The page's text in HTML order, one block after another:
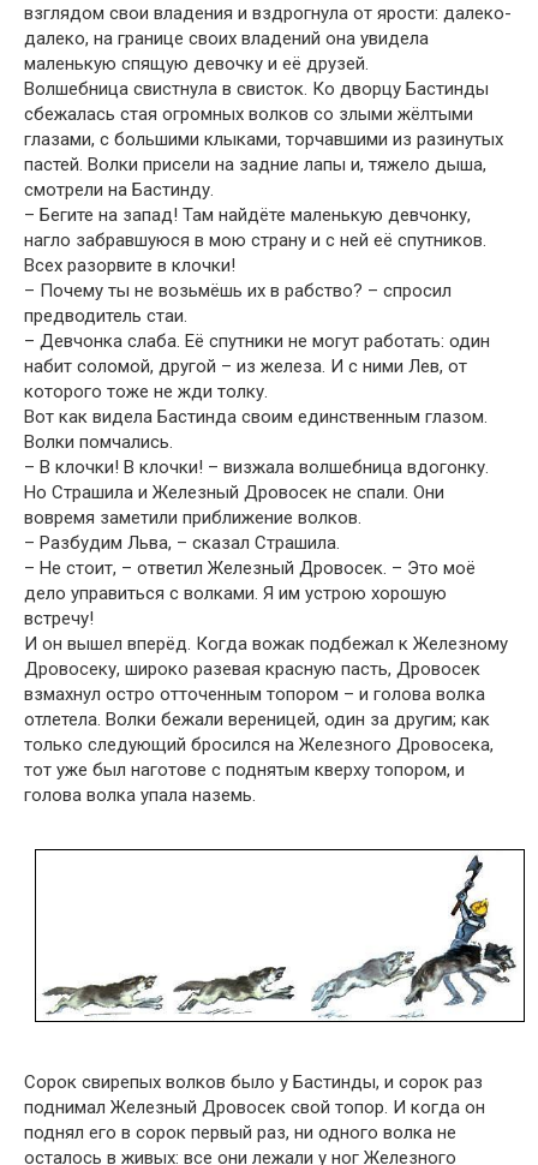
взглядом свои владения и вздрогнула от ярости: далеко-
далеко, на границе своих владений она увидела
маленькую спящую девочку и её друзей.
Волшебница свистнула в свисток. Ко дворцу Бастинды
сбежалась стая огромных волков со злыми жёлтыми
глазами, с большими клыками, торчавшими из разинутых
пастей. Волки присели на задние лапы и, тяжело дыша,
смотрели на Бастинду.
– Бегите на запад! Там найдёте маленькую девчонку,
нагло забравшуюся в мою страну и с ней её спутников.
Всех разорвите в клочки!
– Почему ты не возьмёшь их в рабство? – спросил
предводитель стаи.
– Девчонка слаба. Её спутники не могут работать: один
набит соломой, другой – из железа. И с ними Лев, от
которого тоже не жди толку.
Вот как видела Бастинда своим единственным глазом.
Волки помчались.
– В клочки! В клочки! – визжала волшебница вдогонку.
Но Страшила и Железный Дровосек не спали. Они
вовремя заметили приближение волков.
– Разбудим Льва, – сказал Страшила.
– Не стоит, – ответил Железный Дровосек. – Это моё
дело управиться с волками. Я им устрою хорошую
встречу!
И он вышел вперёд. Когда вожак подбежал к Железному
Дровосеку, широко разевая красную пасть, Дровосек
взмахнул остро отточенным топором – и голова волка
отлетела. Волки бежали вереницей, один за другим; как
только следующий бросился на Железного Дровосека,
тот уже был наготове с поднятым кверху топором, и
голова волка упала наземь.
Сорок свирепых волков было у Бастинды, и сорок раз
поднимал Железный Дровосек свой топор. И когда он
поднял его в сорок первый раз, ни одного волка не
осталось в живых: все они лежали у ног Железного